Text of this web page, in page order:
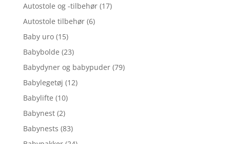
Autostole og -tilbehør (17)
Autostole tilbehør (6)
Baby uro (15)
Babybolde (23)
Babydyner og babypuder (79)
Babylegetøj (12)
Babylifte (10)
Babynest (2)
Babynests (83)